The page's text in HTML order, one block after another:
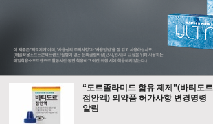
“도르졸라미드 함유 제제”(바티도르
점안액) 의약품 허가사항 변경명령
알림